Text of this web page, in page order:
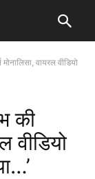
वायरल वीडियो
की
वीडियो